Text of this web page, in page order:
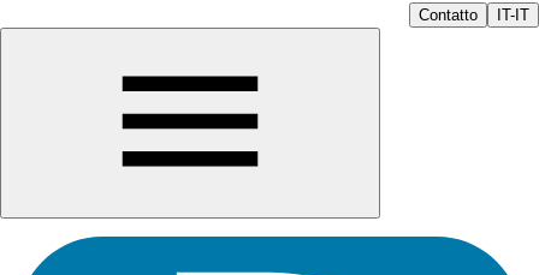
Contatto IT-IT